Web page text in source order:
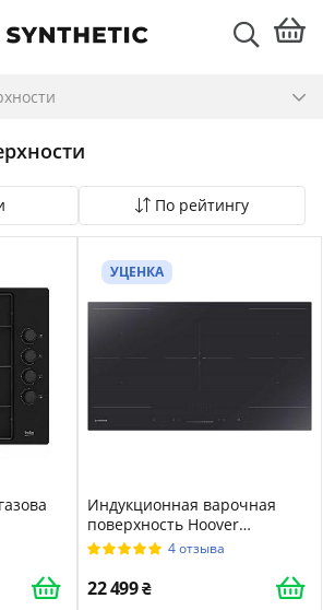
По рейтингу
УЦЕНКА
Индукционная варочная
поверхность Hoover
HIFS954SC 90см
4 отзыва
22 499